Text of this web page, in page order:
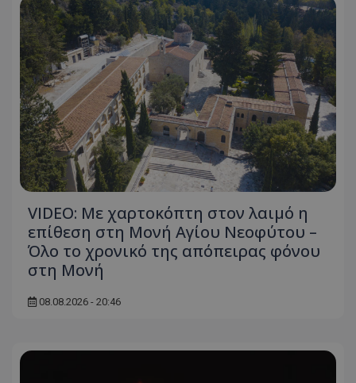
VIDEO: Με χαρτοκόπτη στον λαιμό η
επίθεση στη Μονή Αγίου Νεοφύτου –
Όλο το χρονικό της απόπειρας φόνου
στη Μονή
08.08.2026 - 20:46